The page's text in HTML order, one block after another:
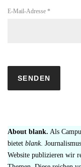
E-Mail-Adresse *
About blank. Als
bietet blank.
Website publizieren wir